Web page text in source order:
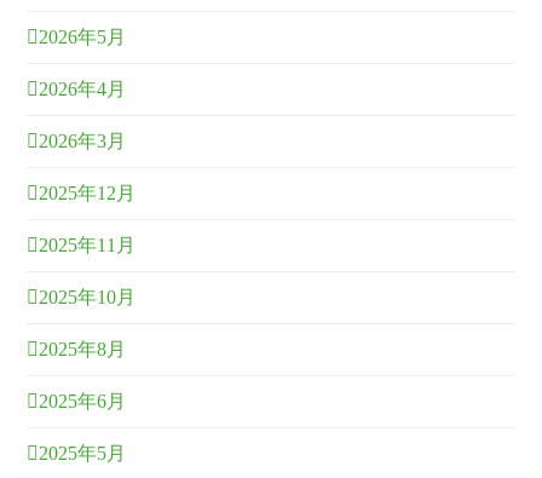
2026年5月
2026年4月
2026年3月
2025年12月
2025年11月
2025年10月
2025年8月
2025年6月
2025年5月